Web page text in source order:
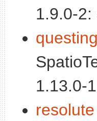
1.9.0-2:
1.13.0-